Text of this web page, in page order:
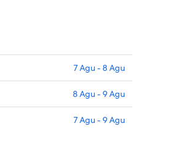
7 Agu - 8 Agu
8 Agu - 9 Agu
7 Agu - 9 Agu